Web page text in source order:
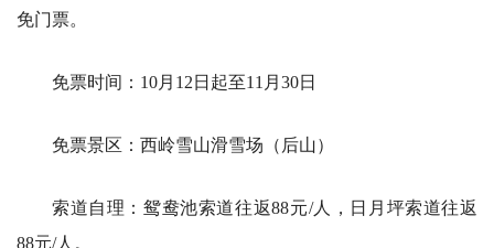
免门票。
免票时间：10月12日起至11月30日
免票景区：西岭雪山滑雪场（后山）
索道自理：鸳鸯池索道往返88元/人，日月坪索道往返
88元/人。